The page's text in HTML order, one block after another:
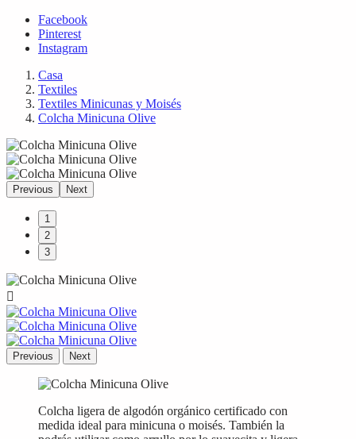
Facebook
Pinterest
Instagram
Casa
Textiles
Textiles Minicunas y Moisés
Colcha Minicuna Olive
Previous Next
1
2
3

Previous Next
Colcha ligera de algodón orgánico certificado con
medida ideal para minicuna o moisés. También la